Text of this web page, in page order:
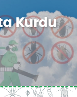
Kurdu